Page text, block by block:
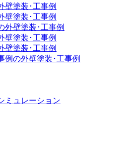
壁塗装･工事例
壁塗装･工事例
外壁塗装･工事例
壁塗装･工事例
壁塗装･工事例
例の外壁塗装･工事例
ミュレーション